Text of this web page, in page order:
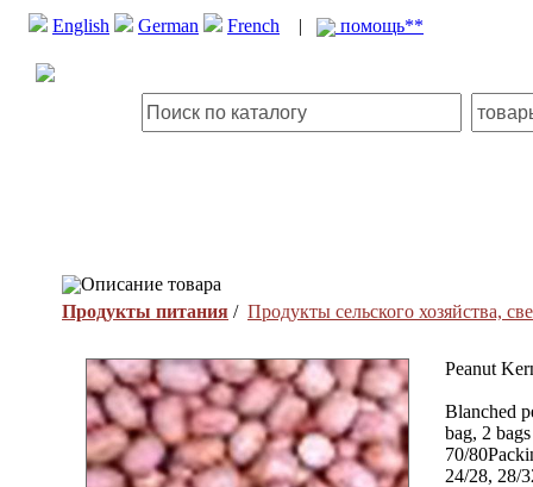
English German French | помощь**
Описание товара
Продукты питания / Продукты сельского хозяйства,
Peanut
Blanched
bag, 2
70/
24/28, 28/